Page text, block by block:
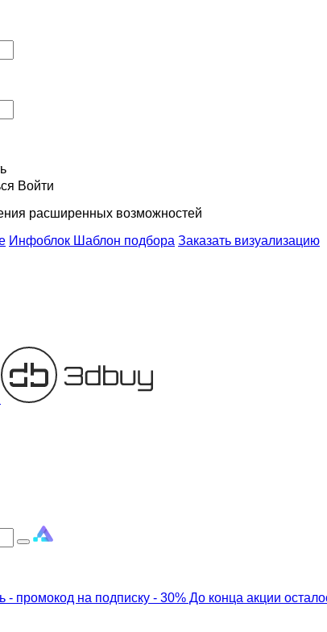
Войти
расширенных возможностей
Инфоблок Шаблон подбора Заказать визуализацию
- промокод на подписку - 30% До конца акции